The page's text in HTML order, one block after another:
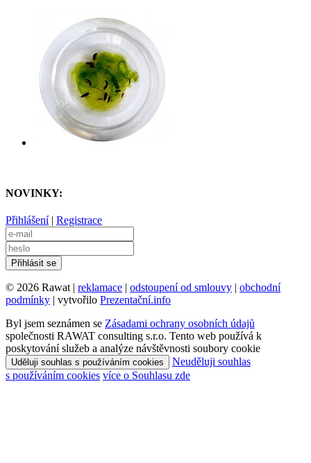
NOVINKY:
Přihlášení| Registrace
© 2026 Rawat | reklamace | odstoupení od smlouvy | obchodní
podmínky | vytvořilo Prezentační.info
Byl jsem seznámen se Zásadami ochrany osobních údajů
společnosti RAWAT consulting s.r.o. Tento web používá k
poskytování služeb a analýze návštěvnosti soubory cookie
Uděluji souhlas s používáním cookies
Neuděluji souhlas
s používáním cookies více o Souhlasu zde